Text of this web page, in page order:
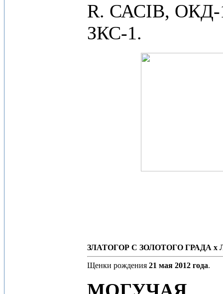
R. САСIB, ОКД-
ЗКС-1.
ЗЛАТОГОР С ЗОЛОТОГО ГРАДА
Щенки рождения 21 мая 2012 года.